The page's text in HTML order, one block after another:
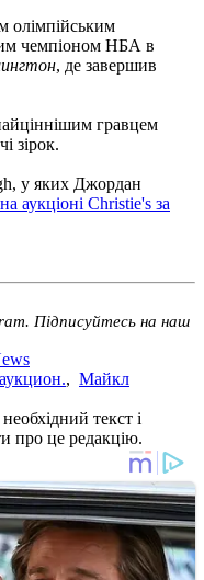
олімпійським
чемпіоном НБА в
, де завершив
гравцем
зірок.
у яких Джордан
аукціоні Сhristie's за
Підписуйтесь на наш
аукцион., Майкл
текст і
про це редакцію.